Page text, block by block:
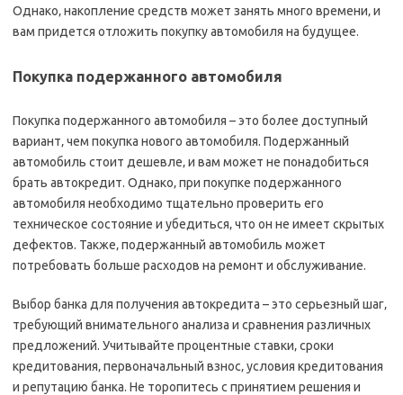
Однако‚ накопление средств может занять много времени‚ и
вам придется отложить покупку автомобиля на будущее.
Покупка подержанного автомобиля
Покупка подержанного автомобиля – это более доступный
вариант‚ чем покупка нового автомобиля. Подержанный
автомобиль стоит дешевле‚ и вам может не понадобиться
брать автокредит. Однако‚ при покупке подержанного
автомобиля необходимо тщательно проверить его
техническое состояние и убедиться‚ что он не имеет скрытых
дефектов. Также‚ подержанный автомобиль может
потребовать больше расходов на ремонт и обслуживание.
Выбор банка для получения автокредита – это серьезный шаг‚
требующий внимательного анализа и сравнения различных
предложений. Учитывайте процентные ставки‚ сроки
кредитования‚ первоначальный взнос‚ условия кредитования
и репутацию банка. Не торопитесь с принятием решения и